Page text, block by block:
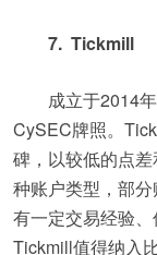
7. Tickmill
成立于2014
CySEC牌照。
碑，以较低的点
种账户类型，部
有一定交易经验
Tickmill值得纳入